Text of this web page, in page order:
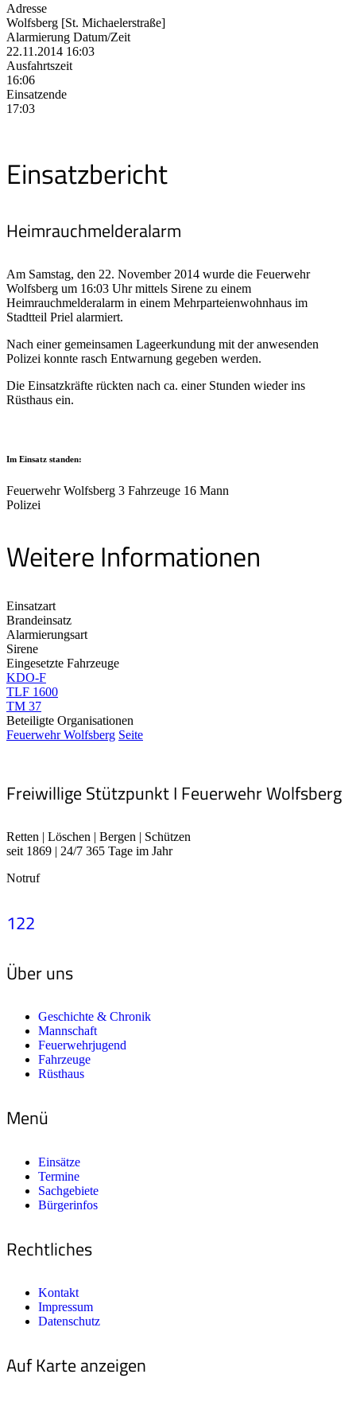
Adresse
Wolfsberg [St. Michaelerstraße]
Alarmierung Datum/Zeit
22.11.2014 16:03
Ausfahrtszeit
16:06
Einsatzende
17:03
Einsatzbericht
Heimrauchmelderalarm
Am Samstag, den 22. November 2014 wurde die Feuerwehr
Wolfsberg um 16:03 Uhr mittels Sirene zu einem
Heimrauchmelderalarm in einem Mehrparteienwohnhaus im
Stadtteil Priel alarmiert.
Nach einer gemeinsamen Lageerkundung mit der anwesenden
Polizei konnte rasch Entwarnung gegeben werden.
Die Einsatzkräfte rückten nach ca. einer Stunden wieder ins
Rüsthaus ein.
Im Einsatz standen:
Feuerwehr Wolfsberg 3 Fahrzeuge 16 Mann
Polizei
Weitere Informationen
Einsatzart
Brandeinsatz
Alarmierungsart
Sirene
Eingesetzte Fahrzeuge
KDO-F
TLF 1600
TM 37
Beteiligte Organisationen
Feuerwehr Wolfsberg Seite
Freiwillige Stützpunkt I Feuerwehr Wolfsberg
Retten | Löschen | Bergen | Schützen
seit 1869 | 24/7 365 Tage im Jahr
Notruf
122
Über uns
Geschichte & Chronik
Mannschaft
Feuerwehrjugend
Fahrzeuge
Rüsthaus
Menü
Einsätze
Termine
Sachgebiete
Bürgerinfos
Rechtliches
Kontakt
Impressum
Datenschutz
Auf Karte anzeigen